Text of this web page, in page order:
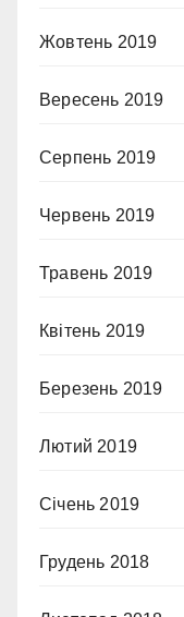
Жовтень 2019
Вересень 2019
Серпень 2019
Червень 2019
Травень 2019
Квітень 2019
Березень 2019
Лютий 2019
Січень 2019
Грудень 2018